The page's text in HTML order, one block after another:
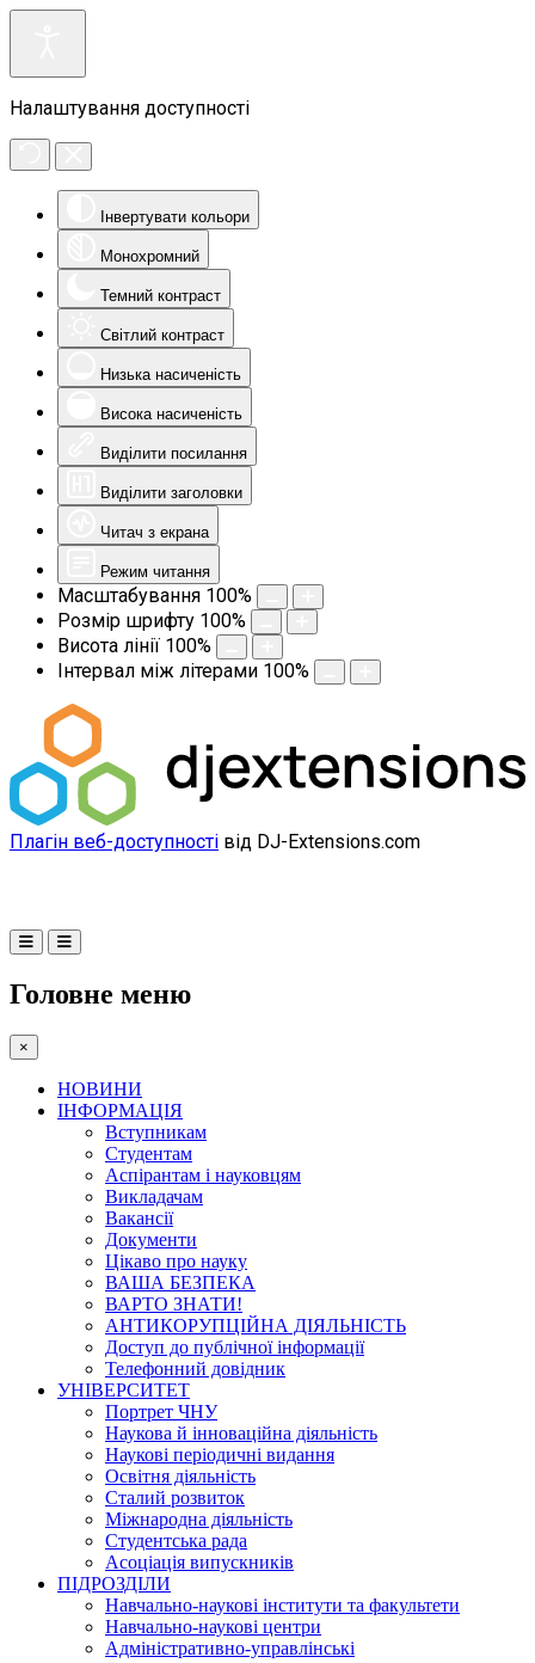
Налаштування доступності
Інвертувати кольори
Монохромний
Темний контраст
Світлий контраст
Низька насиченість
Висока насиченість
Виділити посилання
Виділити заголовки
Читач з екрана
Режим читання
Масштабування 100%
Розмір шрифту 100%
Висота лінії 100%
Інтервал між літерами 100%
Плагін веб-доступності від DJ-Extensions.com
Головне меню
×
НОВИНИ
ІНФОРМАЦІЯ
Вступникам
Студентам
Аспірантам і науковцям
Викладачам
Вакансії
Документи
Цікаво про науку
ВАША БЕЗПЕКА
ВАРТО ЗНАТИ!
АНТИКОРУПЦІЙНА ДІЯЛЬНІСТЬ
Доступ до публічної інформації
Телефонний довідник
УНІВЕРСИТЕТ
Портрет ЧНУ
Наукова й інноваційна діяльність
Наукові періодичні видання
Освітня діяльність
Сталий розвиток
Міжнародна діяльність
Студентська рада
Асоціація випускників
ПІДРОЗДІЛИ
Навчально-наукові інститути та факультети
Навчально-наукові центри
Адміністративно-управлінські